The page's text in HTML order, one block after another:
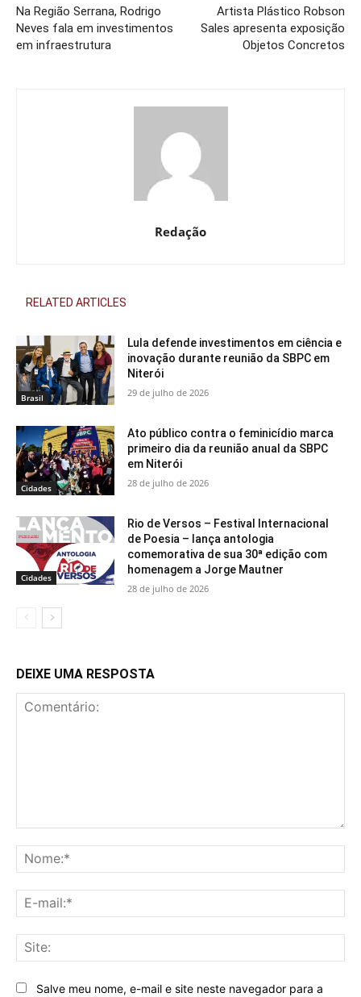
Na Região Serrana, Rodrigo
Neves fala em investimentos
em infraestrutura
Artista Plástico Robson
Sales apresenta exposição
Objetos Concretos
Redação
RELATED ARTICLES
Brasil
Lula defende investimentos em ciência e
inovação durante reunião da SBPC em
Niterói
29 de julho de 2026
Cidades
Ato público contra o feminicídio marca
primeiro dia da reunião anual da SBPC
em Niterói
28 de julho de 2026
Cidades
Rio de Versos – Festival Internacional
de Poesia – lança antologia
comemorativa de sua 30ª edição com
homenagem a Jorge Mautner
28 de julho de 2026
DEIXE UMA RESPOSTA
Salve meu nome, e-mail e site neste navegador para a